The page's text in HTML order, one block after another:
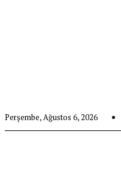
Perşembe, Ağustos 6, 2026